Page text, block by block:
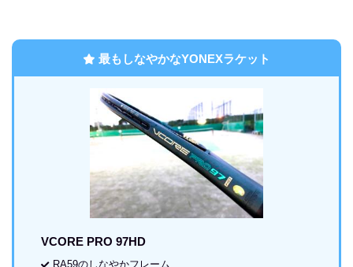
最もしなやかなYONEXラケット
VCORE PRO 97HD
RA59のしなやかフレーム